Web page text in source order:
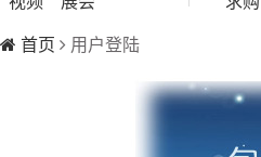
首页
用户登陆